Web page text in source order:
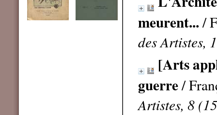
meurent.../
des Artistes,
[Arts
guerre/
Artistes, 8